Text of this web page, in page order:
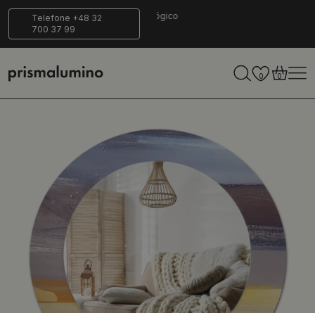
Telefone +48 32
700 37 99
14 dias para
retornar
Entrega
segura
Ecológico
0 0